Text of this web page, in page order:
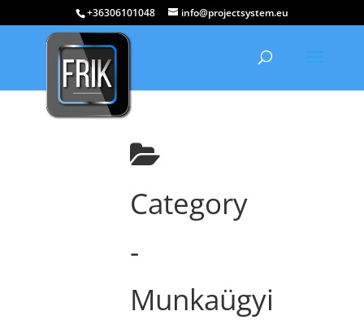
+36306101048 info@projectsystem.eu
Category
-
Munkaügyi